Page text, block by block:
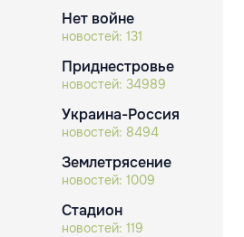
Нет войне
новостей: 131
Приднестровье
новостей: 34989
Украина-Россия
новостей: 8494
Землетрясение
новостей: 1009
Стадион
новостей: 119